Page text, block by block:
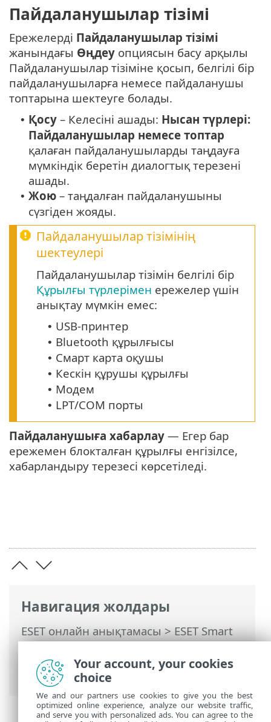
Навигация жолдары
ESET онлайн анықтамасы>ESET Smart
Security Premium>Кеңейтілген орнату
Қорғаныстар >Құрылғыны басқару>
Құрылғы басқару ережелерін қосу
Пайдаланушылар тізімі
Ережелерді Пайдаланушылар тізімі
жанындағы Өңдеу опциясын басу арқылы
Пайдаланушылар тізіміне қосып, белгілі бір
пайдаланушыларға немесе пайдаланушы
топтарына шектеуге болады.
• Қосу – Келесіні ашады: Нысан түрлері:
Пайдаланушылар немесе топтар
қалаған пайдаланушыларды таңдауға
мүмкіндік беретін диалогтық терезені
ашады.
• Жою – таңдалған пайдаланушыны
сүзгіден жояды.
Пайдаланушылар тізімінің
шектеулері
Пайдаланушылар тізімін белгілі бір
Құрылғы түрлерімен ережелер үшін
анықтау мүмкін емес:
• USB-принтер
• Bluetooth құрылғысы
• Смарт карта оқушы
• Кескін құрушы құрылғы
• Модем
• LPT/COM порты
Пайдаланушыға хабарлау — Егер бар
ережемен блокталған құрылғы енгізілсе,
хабарландыру терезесі көрсетіледі.
Your account, your cookies
choice
We and our partners use cookies to give you the best
optimized online experience, analyze our website traffic,
and serve you with personalized ads. You can agree to the